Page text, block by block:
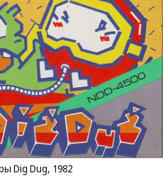
Dig Dug, 1982